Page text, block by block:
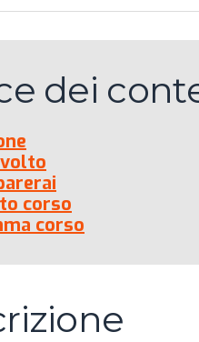
dei
corso
corso